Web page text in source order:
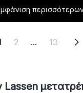
2 ... 13
Lassen